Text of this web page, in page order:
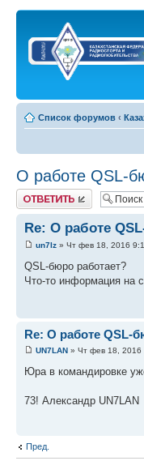
Список форумов ‹
О работе QSL-
Ответить
Re: О работе
un7lz » Чт фев 18, 2016
QSL-бюро работает?
Что-то информация на
Re: О работе QSL-
UN7LAN » Чт фев 18, 2016
Юра в командировке
73! Александр UN7LAN
Пред.